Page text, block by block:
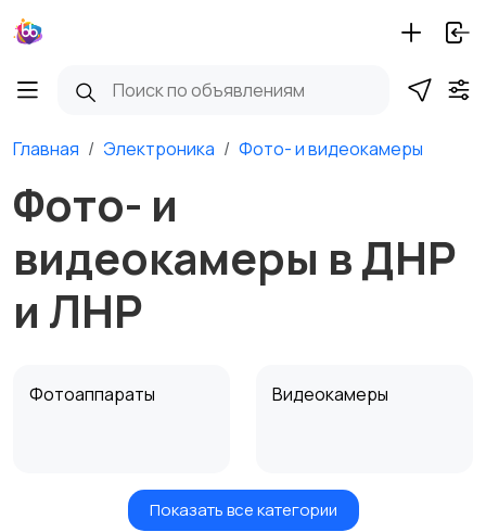
Главная Электроника Фото- и видеокамеры
Фото- и
видеокамеры в ДНР
и ЛНР
Фотоаппараты Видеокамеры
Видеонаблюдение Объективы
Показать все категории